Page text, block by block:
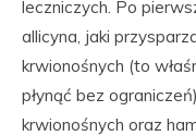
leczniczych. Po
allicyna, jaki
krwionośnych (to
płynąć bez
krwionośnych oraz